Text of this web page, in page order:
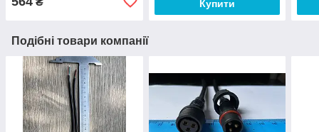
Купити
Подібні товари компанії